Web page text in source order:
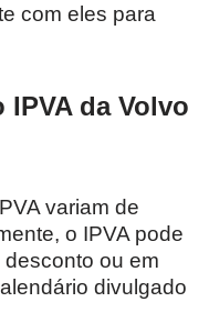
com eles para
da Volvo
variam de
o IPVA pode
ou em
divulgado